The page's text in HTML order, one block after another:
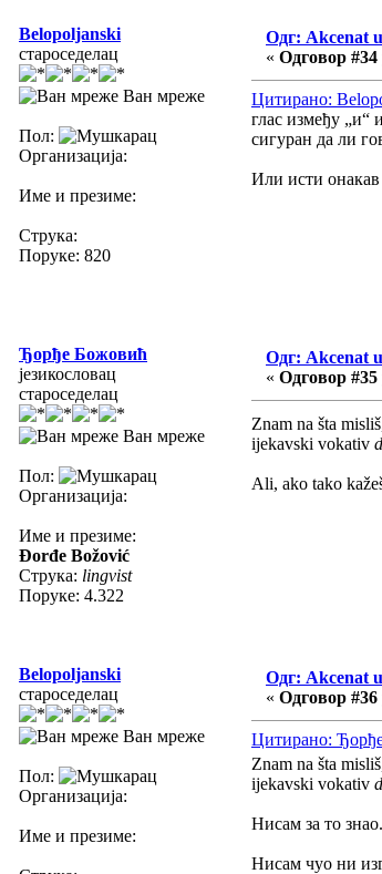
Belopoljanski
староседелац
Ван мреже
Пол:
Организација:
Име и презиме:
Струка:
Поруке: 820
Одг: Akcenat
« Одговор #34
Цитирано:
глас између „и“
сигуран да ли
Или исти онакав
Ђорђе Божовић
језикословац
староседелац
Ван мреже
Пол:
Организација:
Име и презиме:
Đorđe Božović
Струка: lingvist
Поруке: 4.322
Одг: Akcenat
« Одговор #35
Znam na šta
ijekavski vokativ
Ali, ako tako
Belopoljanski
староседелац
Ван мреже
Пол:
Организација:
Име и презиме:
Одг: Akcenat
« Одговор #36
Цитирано:
Znam na šta
ijekavski vokativ
Нисам за то
Нисам чуо ни